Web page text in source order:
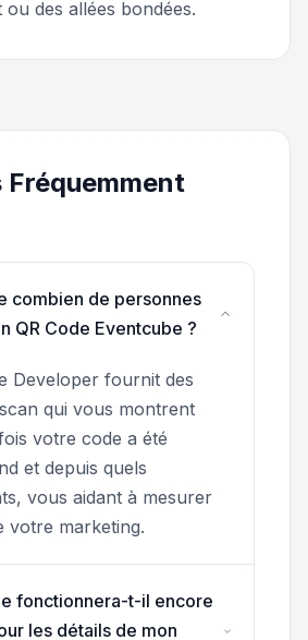
ou des allées bondées.
Fréquemment
combien de personnes
QR Code Eventcube ?
Developer fournit des
qui vous montrent
votre code a été
et depuis quels
vous aidant à mesurer
votre marketing.
fonctionnera-t-il encore
les détails de mon